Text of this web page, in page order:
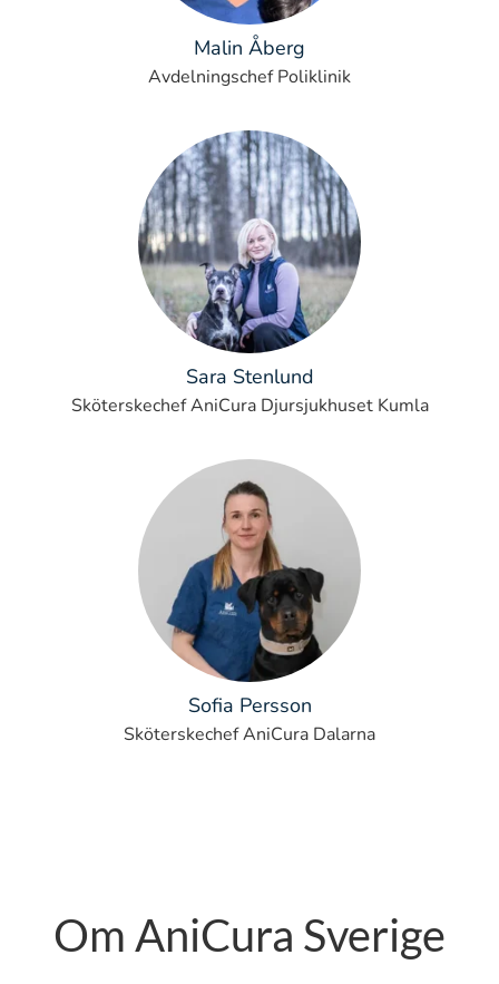
Malin Åberg
Avdelningschef Poliklinik
Sara Stenlund
Sköterskechef AniCura Djursjukhuset Kumla
Sofia Persson
Sköterskechef AniCura Dalarna
Om AniCura Sverige